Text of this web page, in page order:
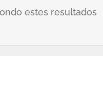
estes resultados